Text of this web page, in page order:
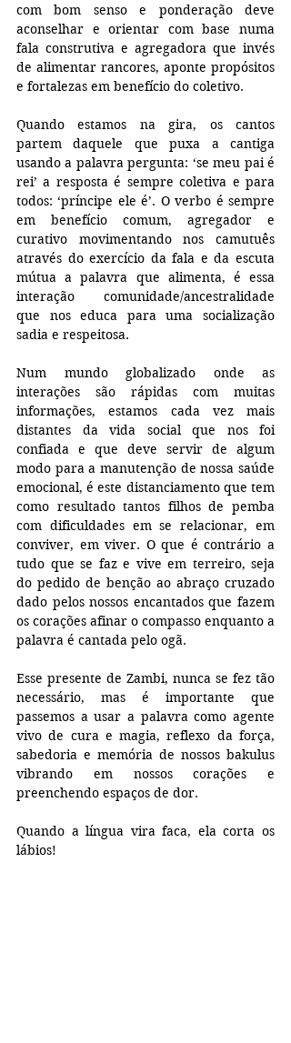
com bom senso e ponderação deve
aconselhar e orientar com base numa
fala construtiva e agregadora que invés
de alimentar rancores, aponte propósitos
e fortalezas em benefício do coletivo.
Quando estamos na gira, os cantos
partem daquele que puxa a cantiga
usando a palavra pergunta: ‘se meu pai é
rei’ a resposta é sempre coletiva e para
todos: ‘príncipe ele é’. O verbo é sempre
em benefício comum, agregador e
curativo movimentando nos camutuês
através do exercício da fala e da escuta
mútua a palavra que alimenta, é essa
interação comunidade/ancestralidade
que nos educa para uma socialização
sadia e respeitosa.
Num mundo globalizado onde as
interações são rápidas com muitas
informações, estamos cada vez mais
distantes da vida social que nos foi
confiada e que deve servir de algum
modo para a manutenção de nossa saúde
emocional, é este distanciamento que tem
como resultado tantos filhos de pemba
com dificuldades em se relacionar, em
conviver, em viver. O que é contrário a
tudo que se faz e vive em terreiro, seja
do pedido de benção ao abraço cruzado
dado pelos nossos encantados que fazem
os corações afinar o compasso enquanto a
palavra é cantada pelo ogã.
Esse presente de Zambi, nunca se fez tão
necessário, mas é importante que
passemos a usar a palavra como agente
vivo de cura e magia, reflexo da força,
sabedoria e memória de nossos bakulus
vibrando em nossos corações e
preenchendo espaços de dor.
Quando a língua vira faca, ela corta os
lábios!